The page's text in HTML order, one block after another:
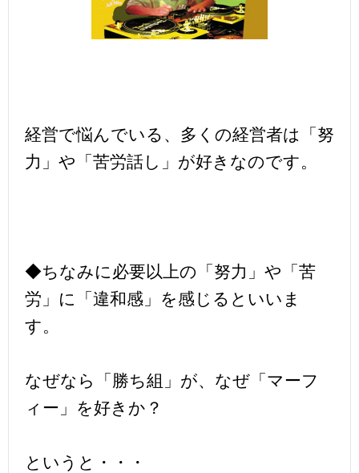
経営で悩んでいる、多くの経営者は「努
力」や「苦労話し」が好きなのです。
◆ちなみに必要以上の「努力」や「苦
労」に「違和感」を感じるといいま
す。
なぜなら「勝ち組」が、なぜ「マーフ
ィー」を好きか？
というと・・・